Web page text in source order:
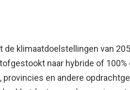
de klimaatdoelstellingen van
naar hybride of
en andere